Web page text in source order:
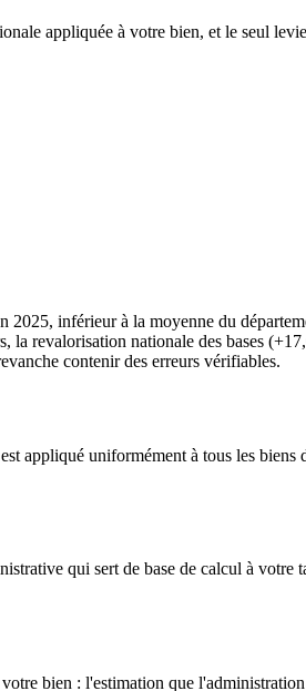
appliquée à votre bien, et le seul
inférieur à la moyenne du
revalorisation nationale des bases
contenir des erreurs vérifiables.
appliqué uniformément à tous les biens
qui sert de base de calcul à
bien : l'estimation que